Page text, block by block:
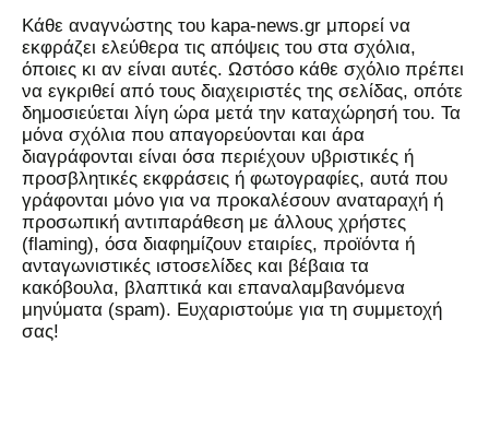
Kάθε αναγνώστης του kapa-news.gr μπορεί να
εκφράζει ελεύθερα τις απόψεις του στα σχόλια,
όποιες κι αν είναι αυτές. Ωστόσο κάθε σχόλιο πρέπει
να εγκριθεί από τους διαχειριστές της σελίδας, οπότε
δημοσιεύεται λίγη ώρα μετά την καταχώρησή του. Τα
μόνα σχόλια που απαγορεύονται και άρα
διαγράφονται είναι όσα περιέχουν υβριστικές ή
προσβλητικές εκφράσεις ή φωτογραφίες, αυτά που
γράφονται μόνο για να προκαλέσουν αναταραχή ή
προσωπική αντιπαράθεση με άλλους χρήστες
(flaming), όσα διαφημίζουν εταιρίες, προϊόντα ή
ανταγωνιστικές ιστοσελίδες και βέβαια τα
κακόβουλα, βλαπτικά και επαναλαμβανόμενα
μηνύματα (spam). Ευχαριστούμε για τη συμμετοχή
σας!